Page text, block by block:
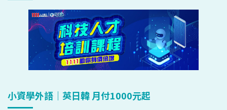
小資學外語｜英日韓 月付1000元起